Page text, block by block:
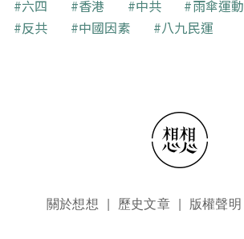
關鍵字
六四 香港 中共 雨傘運動
反共
中國因素 八九民運
頁尾選單關於想想 歷史文章 版權聲明